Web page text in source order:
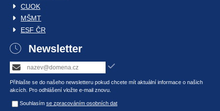
CUOK
MŠMT
ESF ČR
Newsletter
Přihlašte se do našeho newsletteru pokud chcete mít aktuální informace o našich
akcích. Pro odhlášení vložte e-mail znovu.
Souhlasím se zpracováním osobních dat